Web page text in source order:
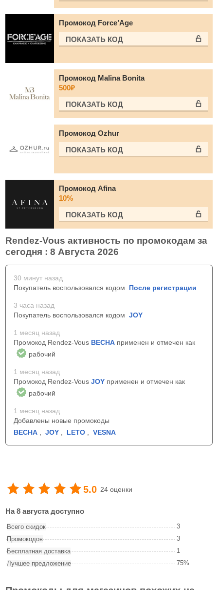
Промокод Force’Age
ПОКАЗАТЬ КОД
Промокод Malina Bonita
500₽
ПОКАЗАТЬ КОД
Промокод Ozhur
ПОКАЗАТЬ КОД
Промокод Afina
10%
ПОКАЗАТЬ КОД
Rendez-Vous активность по промокодам за
сегодня : 8 Августа 2026
30 минут назад
Покупатель воспользовался кодом После регистрации
3 часа назад
Покупатель воспользовался кодом JOY
1 месяц назад
Промокод Rendez-Vous ВЕСНА применен и отмечен как
рабочий
1 месяц назад
Промокод Rendez-Vous JOY применен и отмечен как
рабочий
1 месяц назад
Добавлены новые промокоды
ВЕСНА
JOY LETO VESNA
5.0 24 оценки
На 8 августа доступно
Всего скидок
3
Промокодов
3
Бесплатная доставка
1
Лучшее предложение
75%